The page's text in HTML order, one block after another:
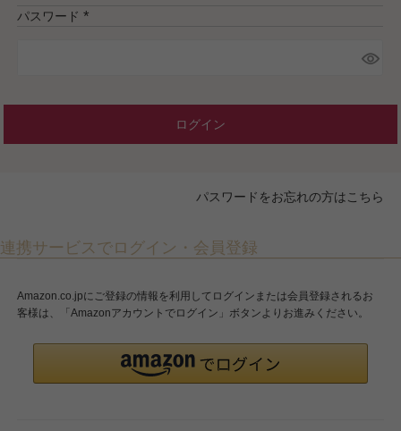
パスワード
ログイン
パスワードをお忘れの方はこちら
連携サービスでログイン・会員登録
Amazon.co.jpにご登録の情報を利用してログインまたは会員登録されるお
客様は、「Amazonアカウントでログイン」ボタンよりお進みください。